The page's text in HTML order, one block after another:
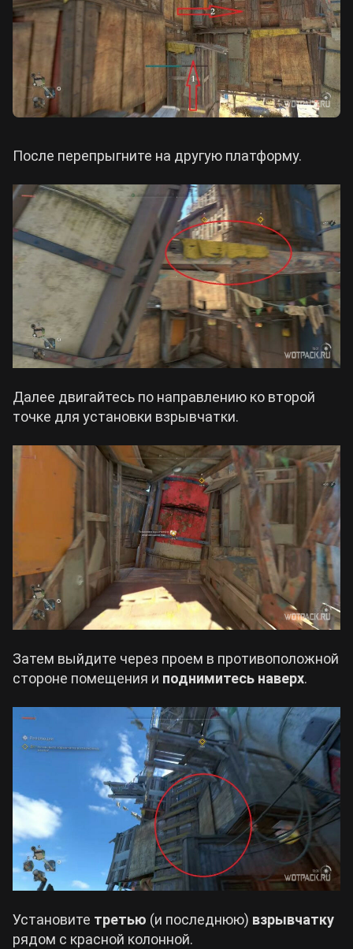
После перепрыгните на другую платформу.
Далее двигайтесь по направлению ко второй
точке для установки взрывчатки.
Затем выйдите через проем в противоположной
стороне помещения и поднимитесь наверх.
Установите третью (и последнюю) взрывчатку
рядом с красной колонной.